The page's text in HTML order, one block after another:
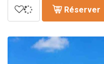
Réserver